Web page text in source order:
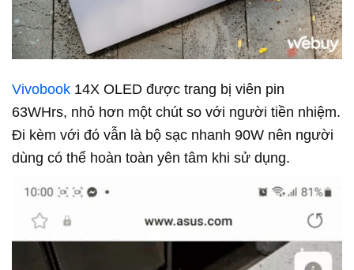
Vivobook 14X OLED được trang bị viên pin
63WHrs, nhỏ hơn một chút so với người tiền nhiệm.
Đi kèm với đó vẫn là bộ sạc nhanh 90W nên người
dùng có thể hoàn toàn yên tâm khi sử dụng.